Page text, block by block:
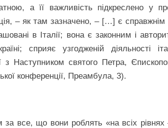
а її важливість підкреслено у
– як там зазначено, – […] є справжнім
в Італії; вона є законним і
сприяє узгодженій діяльності
з Наступником святого Петра,
конференції, Преамбула, 3).
все, що вони роблять «на всіх рівнях